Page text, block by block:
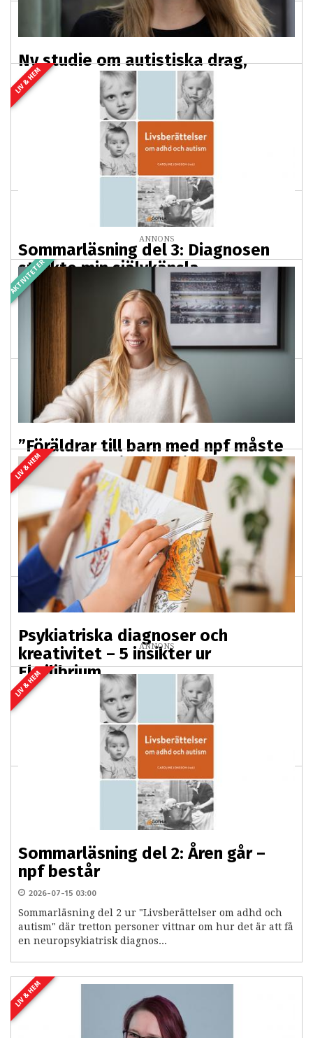
Ny studie om autistiska drag,
obehag vid ögonkontakt och
igenkänning av känslor
PREMIUM
Ny grundforskning från Gillbergcentrum i Göteborg
visar att personer med tydliga autistiska drag – men
som inte nödvändigtvis har kliniska diagnoser...
LIV & HEM
Sommarläsning del 3: Diagnosen
stärkte min självkänsla
2026-07-22 03:00
Sommarläsning del 3 ur "Livsberättelser om adhd och
autism" där tretton personer vittnar om hur det är att få
en neuropsykiatrisk diagnos...
ANNONS
AKTIVITETER
”Föräldrar till barn med npf måste
flytta berg – jag vill hjälpa dem att
göra det”
2026-07-20 03:00 PREMIUM
Hon blev utmattad efter den långdragna kampen för att
sonen skulle få plats på en resursskola för elever med
autism. Nu har Anna Hegestrand lanserat...
LIV & HEM
Psykiatriska diagnoser och
kreativitet – 5 insikter ur
Ekvilibrium
2026-07-17 03:00 PREMIUM
Att vara lite "lagom knäpp" hänger samman med
kreativitet inom olika områden. Sant eller falskt?
Bevisligen ja, menar den uppmärksammade...
ANNONS
LIV & HEM
Sommarläsning del 2: Åren går –
npf består
2026-07-15 03:00
Sommarläsning del 2 ur "Livsberättelser om adhd och
autism" där tretton personer vittnar om hur det är att få
en neuropsykiatrisk diagnos...
LIV & HEM